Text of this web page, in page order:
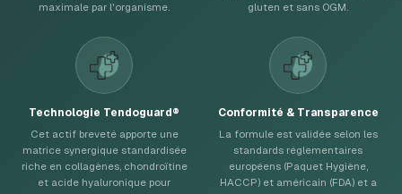
maximale par l'organisme.
gluten et sans OGM.
Technologie Tendoguard®
Cet actif breveté apporte une
matrice synergique standardisée
riche en collagènes, chondroïtine
et acide hyaluronique pour
Conformité & Transparence
La formule est validée selon les
standards réglementaires
européens (Paquet Hygiène,
HACCP) et américain (FDA) et a